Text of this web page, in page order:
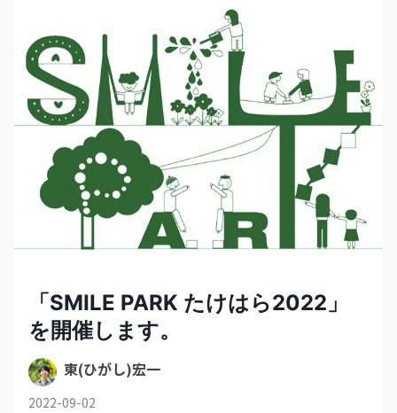
「SMILE PARK たけはら2022」
を開催します。
東(ひがし)宏一
2022-09-02